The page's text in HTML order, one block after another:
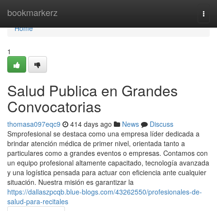
bookmarkerz
Home
Home
1
Salud Publica en Grandes
Convocatorias
thomasa097eqc9 414 days ago News
Discuss
Smprofesional se destaca como una empresa líder dedicada a
brindar atención médica de primer nivel, orientada tanto a
particulares como a grandes eventos o empresas. Contamos con
un equipo profesional altamente capacitado, tecnología avanzada
y una logística pensada para actuar con eficiencia ante cualquier
situación. Nuestra misión es garantizar la
https://dallaszpcqb.blue-blogs.com/43262550/profesionales-de-
salud-para-recitales